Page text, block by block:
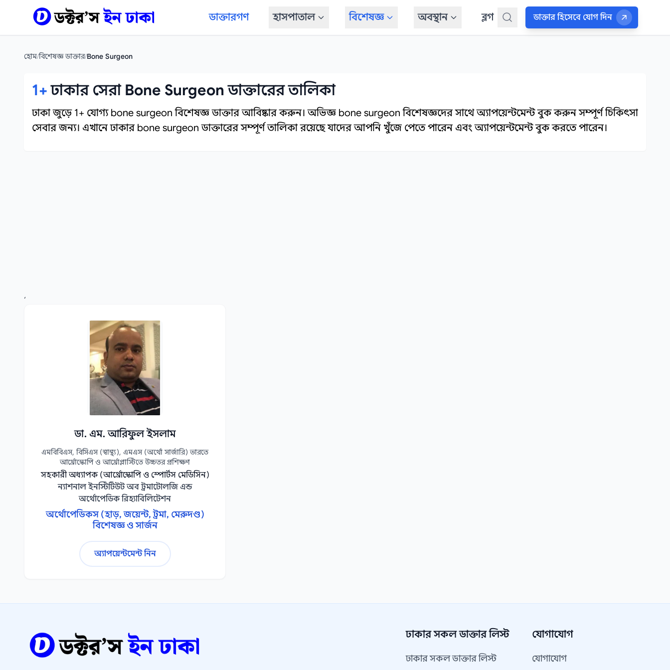
ডাক্তারগণ হাসপাতাল বিশেষজ্ঞ অবস্থান ব্লগ ডাক্তার হিসেবে যোগ দিন
হোম/বিশেষজ্ঞ ডাক্তার/Bone Surgeon
1+ঢাকার সেরা Bone Surgeon ডাক্তারের তালিকা
ঢাকা জুড়ে 1+ যোগ্য bone surgeon বিশেষজ্ঞ ডাক্তার আবিষ্কার করুন। অভিজ্ঞ bone surgeon বিশেষজ্ঞদের সাথে অ্যাপয়েন্টমেন্ট বুক করুন সম্পূর্ণ চিকিৎসা
সেবার জন্য। এখানে ঢাকার bone surgeon ডাক্তারের সম্পূর্ণ তালিকা রয়েছে যাদের আপনি খুঁজে পেতে পারেন এবং অ্যাপয়েন্টমেন্ট বুক করতে পারেন।
‘
ডা. এম. আরিফুল ইসলাম
এমবিবিএস, বিসিএস (স্বাস্থ্য), এমএস (অর্থো সার্জারি) ভারতে
আর্থ্রোস্কোপি ও আর্থ্রোপ্লাস্টিতে উচ্চতর প্রশিক্ষণ
সহকারী অধ্যাপক (আর্থ্রোস্কোপি ও স্পোর্টস মেডিসিন)
ন্যাশনাল ইনস্টিটিউট অব ট্রমাটোলজি এন্ড
অর্থোপেডিক রিহ্যাবিলিটেশন
অর্থোপেডিকস (হাড়, জয়েন্ট, ট্রমা, মেরুদণ্ড)
বিশেষজ্ঞ ও সার্জন
অ্যাপয়েন্টমেন্ট নিন
ঢাকার সকল ডাক্তার লিস্ট
ঢাকার সকল ডাক্তার লিস্ট
যোগাযোগ
যোগাযোগ